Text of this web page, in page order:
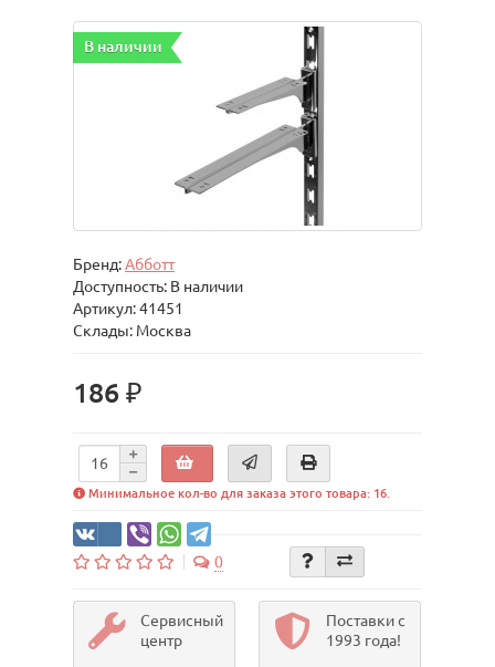
В наличии
Бренд:Абботт
Доступность: В наличии
Артикул: 41451
Склады: Москва
186 ₽
Минимальное кол-во для заказа этого товара: 16.
0
Сервисный
центр
Поставки с
1993 года!